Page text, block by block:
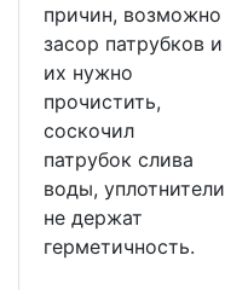
причин, возможно
засор патрубков и
их нужно
прочистить,
соскочил
патрубок слива
воды, уплотнители
не держат
герметичность.